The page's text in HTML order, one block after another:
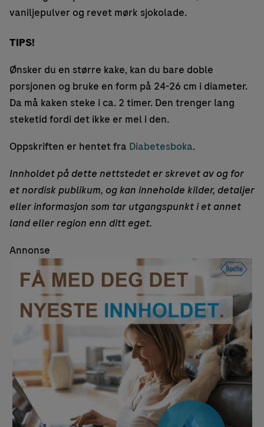
vaniljepulver og revet mørk sjokolade.
TIPS!
Ønsker du en større kake, kan du bare doble
porsjonen og bruke en form på 24-26 cm i diameter.
Da må kaken steke i ca. 2 timer. Den trenger lang
steketid fordi det ikke er mel i den.
Oppskriften er hentet fra Diabetesboka.
Innholdet på dette nettstedet er skrevet av og for
et nordisk publikum, og kan inneholde kilder, detaljer
eller informasjon som tar utgangspunkt i et annet
land eller region enn ditt eget.
Annonse